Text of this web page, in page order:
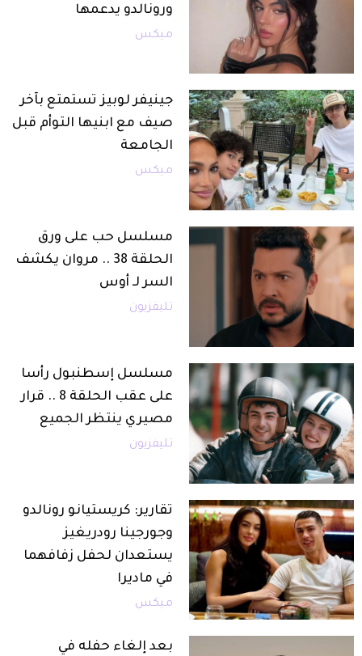
ورونالدو يدعمها
ميكس
جينيفر لوبيز تستمتع بآخر
صيف مع ابنيها التوأم قبل
الجامعة
ميكس
مسلسل حب على ورق
الحلقة 38 .. مروان يكشف
السر لـ أوس
تليفزيون
مسلسل إسطنبول رأسا
على عقب الحلقة 8 .. قرار
مصيري ينتظر الجميع
تليفزيون
تقارير: كريستيانو رونالدو
وجورجينا رودريغيز
يستعدان لحفل زفافهما
في ماديرا
ميكس
بعد إلغاء حفله في